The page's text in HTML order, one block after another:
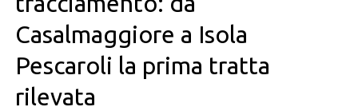
Casalmaggiore a Isola
Pescaroli la prima tratta
rilevata